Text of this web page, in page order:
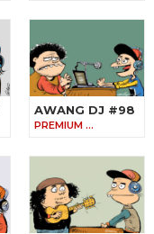
AWANG DJ #98
PREMIUM …